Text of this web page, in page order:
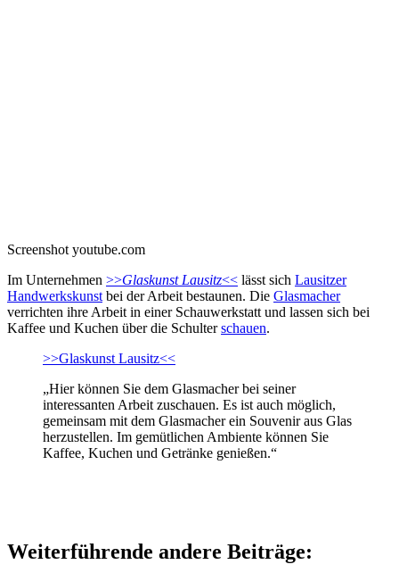
Screenshot youtube.com
Im Unternehmen >>Glaskunst Lausitz<< lässt sich Lausitzer
Handwerkskunst bei der Arbeit bestaunen. Die Glasmacher
verrichten ihre Arbeit in einer Schauwerkstatt und lassen sich bei
Kaffee und Kuchen über die Schulterschauen.
>>Glaskunst Lausitz<<
„Hier können Sie dem Glasmacher bei seiner
interessanten Arbeit zuschauen. Es ist auch möglich,
gemeinsam mit dem Glasmacher ein Souvenir aus Glas
herzustellen. Im gemütlichen Ambiente können Sie
Kaffee, Kuchen und Getränke genießen.“
Weiterführende andere Beiträge: